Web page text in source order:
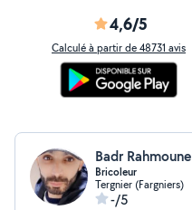
4,6/5
Calculé à partir de 48731 avis
Badr Rahmoune
Bricoleur
Tergnier (Fargniers)
-/5